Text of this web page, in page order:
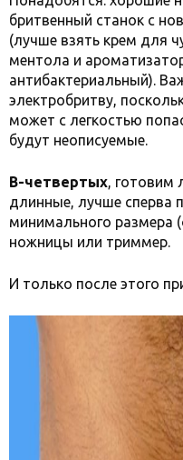
бритвенный станок с
(лучше взять крем для
ментола и
антибактериальный).
электробритву,
может с легкостью
будут неописуемые.
В-четвертых, готовим
длинные, лучше сперва
минимального размера
ножницы или триммер.
И только после этого